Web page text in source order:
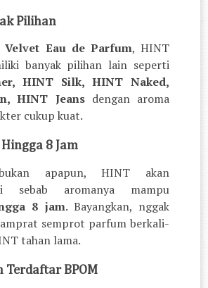
Pilihan
Eau de Parfum, HINT
banyak pilihan lain seperti
HINT Silk, HINT Naked,
HINT Jeansdengan aroma
cukup kuat.
8 Jam
apapun, HINT akan
sebab aromanya mampu
8 jam. Bayangkan, nggak
semprot parfum berkali-
tahan lama.
Terdaftar BPOM